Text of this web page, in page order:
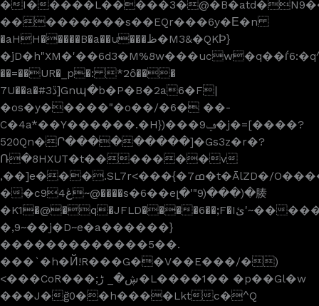
�I�
���������s��EQr���6y�Е�n
�aHH�����B�a��u���ظ�M3&�QKϷ}
��=��UR�_p�: *2ȏ���
7U��a�#ڐ3]Gnպ�b�P�B�2a6�F|
�os�y�����"�o��/�6� ��-
C�4a*��Y������.�H})���9ݠ�j�=[����?
520Qn�Ր���������]�Gs3z�r�?
Ռ�8HXUT�t�������v
,��]e���.SL7r<���{�7ߘ�t�ĀlZD�/O����w��o�� PN���4}nT�Q��4���x���z�D��>�',3XD�ͮ�]
��c94ڠ~@����s�6��eլ�'"9)���)�腠
�K1�@�q�JFLD����6��;F�Iئ'~�������Bo��ɛ����J��/
�,9~��j�D~e�a������}
�������������5��.
���`�h�Й!R���G��V��E���/�)
<���CoR���;ڜ�_ ڑ�L����1�� �p��Gl�w
���J�ğ0��h����Lktc�^Q